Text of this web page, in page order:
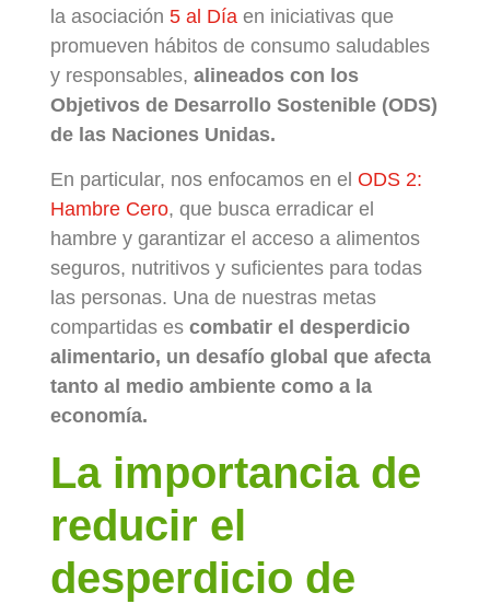
la asociación 5 al Díaen iniciativas que
promueven hábitos de consumo saludables
y responsables, alineados con los
Objetivos de Desarrollo Sostenible (ODS)
de las Naciones Unidas.
En particular, nos enfocamos en el ODS 2:
Hambre Cero, que busca erradicar el
hambre y garantizar el acceso a alimentos
seguros, nutritivos y suficientes para todas
las personas. Una de nuestras metas
compartidas es combatir el desperdicio
alimentario, un desafío global que afecta
tanto al medio ambiente como a la
economía.
La importancia de
reducir el
desperdicio de